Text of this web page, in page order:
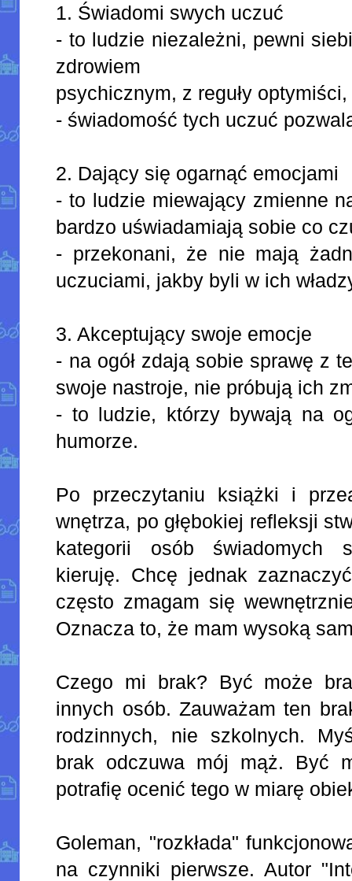
1. Świadomi swych uczuć
- to ludzie niezależni, pewni
zdrowiem
psychicznym, z reguły optymiści,
- świadomość tych uczuć
2. Dający się ogarnąć emocjami
- to ludzie miewający zmienne
bardzo uświadamiają sobie co
- przekonani, że nie mają
uczuciami, jakby byli w ich
3. Akceptujący swoje emocje
- na ogół zdają sobie sprawę z
swoje nastroje, nie próbują ich
- to ludzie, którzy bywają na
humorze.
Po przeczytaniu książki i
wnętrza, po głębokiej refleksji
kategorii osób świadomych
kieruję. Chcę jednak
często zmagam się
Oznacza to, że mam wysoką
Czego mi brak? Być może
innych osób. Zauważam ten
rodzinnych, nie szkolnych.
brak odczuwa mój mąż. Być
potrafię ocenić tego w miarę
Goleman, "rozkłada"
na czynniki pierwsze. Autor